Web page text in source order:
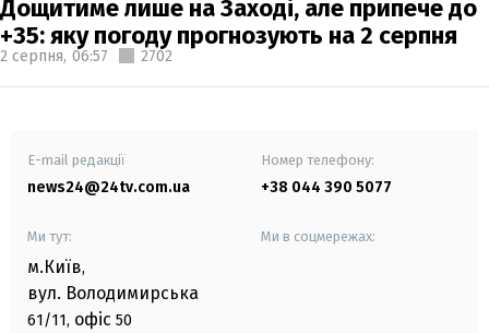
Дощитиме лише на Заході, але припече до
+35: яку погоду прогнозують на 2 серпня
2 серпня, 06:57 2702
E-mail редакції
news24@24tv.com.ua
Номер телефону:
+38 044 390 5077
Ми тут:
м.Київ,
вул. Володимирська
61/11, офіс 50
Ми в соцмережах: